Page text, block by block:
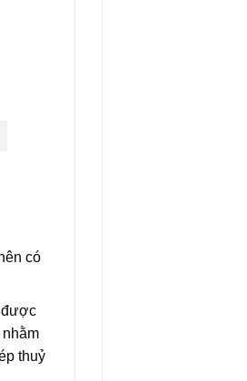
có
được
thuỷ